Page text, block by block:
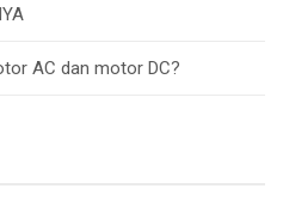
AC dan motor DC?